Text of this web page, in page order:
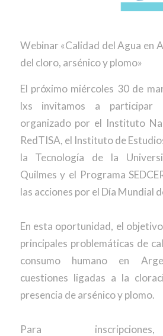
Webinar «Calidad del Agua en
del cloro, arsénico y plomo»
El próximo miércoles 30 de
lxs invitamos a participar
organizado por el Instituto
RedTISA, el Instituto de
la Tecnología de la
Quilmes y el Programa
las acciones por el Día Mundial
En esta oportunidad, el
principales problemáticas de
consumo humano en
cuestiones ligadas a la
presencia de arsénico y plomo.
Para